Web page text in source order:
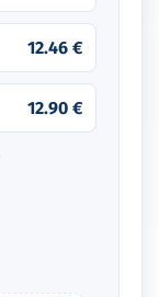
12.46 €
12.90 €